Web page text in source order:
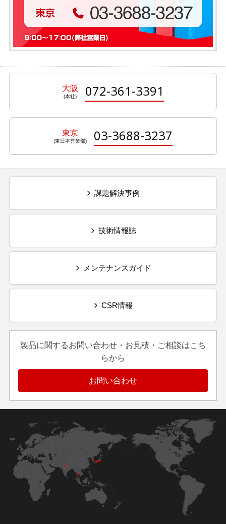
大阪 072-361-3391
東京 03-3688-3237
課題解決事例
技術情報誌
メンテナンスガイド
CSR情報
製品に関するお問い合わせ・お見積・ご相談はこち
らから
お問い合わせ